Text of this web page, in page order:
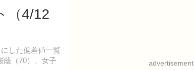
（4/12
した偏差値一覧
蔭（70）、女子
advertisement